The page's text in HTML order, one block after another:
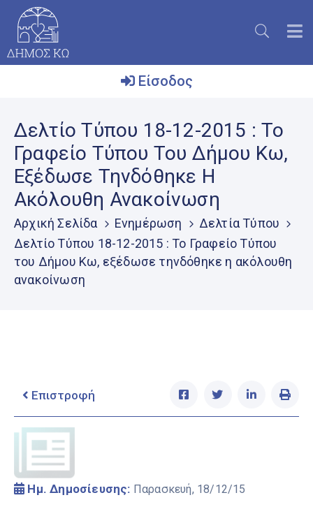
Δήμος
Το
Νησί
Ενημέρωση
Επικοινωνία
Μητρώο
Εθελοντών
Είσοδος
Δελτίο Τύπου 18-12-2015 : Το
Γραφείο Τύπου Του Δήμου Κω,
Εξέδωσε Τηνδόθηκε Η
Ακόλουθη Ανακοίνωση
Αρχική Σελίδα Ενημέρωση
Δελτία Τύπου
Δελτίο Τύπου 18-12-2015 : Το Γραφείο Τύπου
του Δήμου Κω, εξέδωσε τηνδόθηκε η ακόλουθη
ανακοίνωση
Επιστροφή
Ημ. Δημοσίευσης: Παρασκευή, 18/12/15